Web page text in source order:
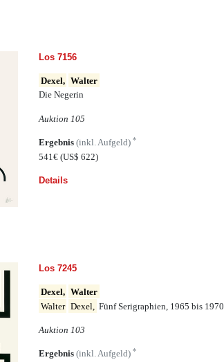
Los 7156
Dexel, Walter
Die Negerin
Auktion 105
Ergebnis (inkl. Aufgeld) *
541€ (US$ 622)
Details
Los 7245
Dexel, Walter
Walter Dexel, Fünf Serigraphien, 1965 bis 1970
Auktion 103
Ergebnis (inkl. Aufgeld) *